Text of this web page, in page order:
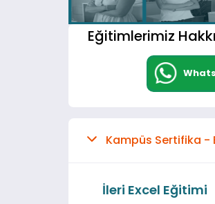
Eğitimlerimiz
Kampüs Sertifika -
İleri Excel Eğitimi